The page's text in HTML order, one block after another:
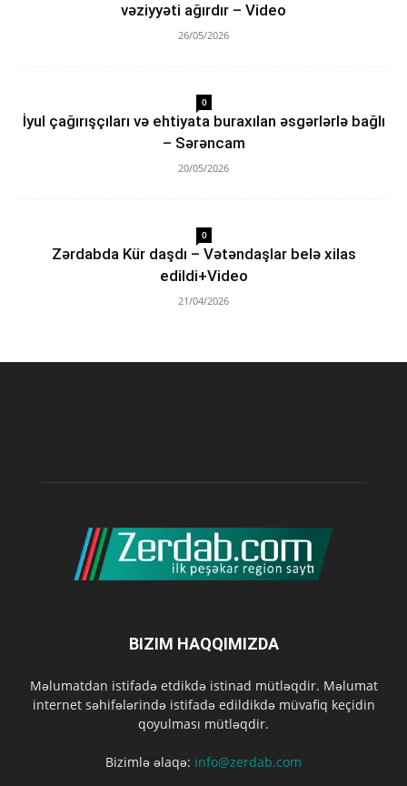
vəziyyəti ağırdır – Video
26/05/2026
0
İyul çağırışçıları və ehtiyata buraxılan əsgərlərlə bağlı
– Sərəncam
20/05/2026
0
Zərdabda Kür daşdı – Vətəndaşlar belə xilas
edildi+Video
21/04/2026
BIZIM HAQQIMIZDA
Məlumatdan istifadə etdikdə istinad mütləqdir. Məlumat
internet səhifələrində istifadə edildikdə müvafiq keçidin
qoyulması mütləqdir.
Bizimlə əlaqə: info@zerdab.com